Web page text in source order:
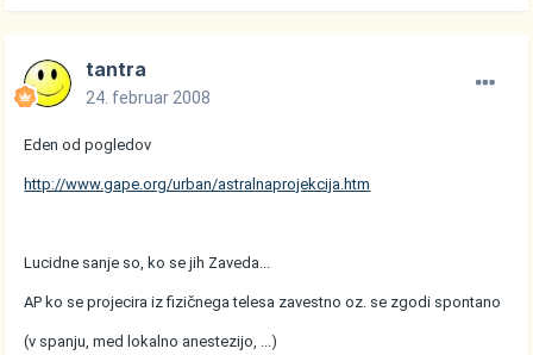
tantra
24. februar 2008
Eden od pogledov
http://www.gape.org/urban/astralnaprojekcija.htm
Lucidne sanje so, ko se jih Zaveda...
AP ko se projecira iz fizičnega telesa zavestno oz. se zgodi spontano
(v spanju, med lokalno anestezijo, ...)